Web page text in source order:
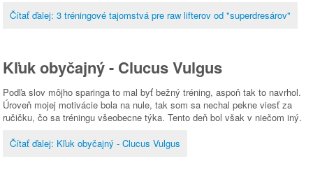
Čítať ďalej: 3 tréningové tajomstvá pre raw lifterov od "superdresárov"
Kľuk obyčajný - Clucus Vulgus
Podľa slov môjho sparinga to mal byť bežný tréning, aspoň tak to navrhol.
Úroveň mojej motivácie bola na nule, tak som sa nechal pekne viesť za
ručičku, čo sa tréningu všeobecne týka. Tento deň bol však v niečom iný.
Čítať ďalej: Kľuk obyčajný - Clucus Vulgus